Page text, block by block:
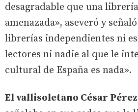
desagradable que una
amenazada», aseveró y
librerías independientes ni
lectores ni nadie al que le
cultural de España es nada».
El vallisoletano César